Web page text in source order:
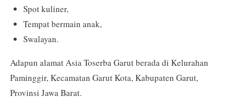
Spot kuliner,
Tempat bermain anak,
Swalayan.
Adapun alamat Asia Toserba Garut berada di Kelurahan
Paminggir, Kecamatan Garut Kota, Kabupaten Garut,
Provinsi Jawa Barat.